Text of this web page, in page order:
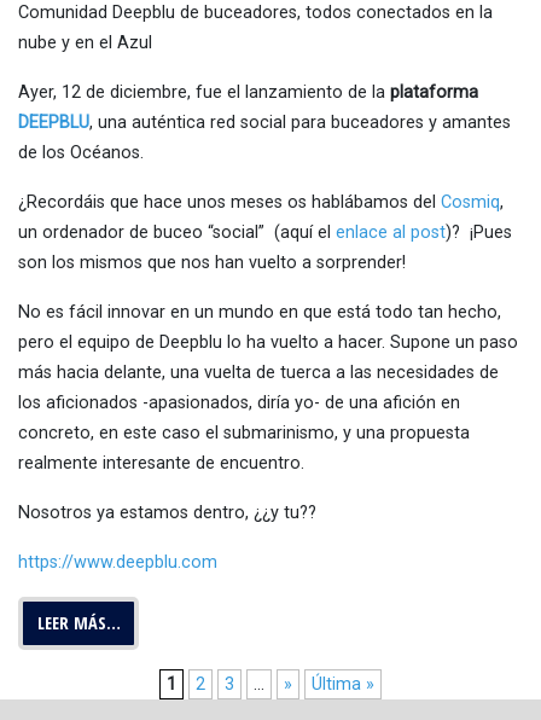
Comunidad Deepblu de buceadores, todos conectados en la
nube y en el Azul
Ayer, 12 de diciembre, fue el lanzamiento de la plataforma
DEEPBLU, una auténtica red social para buceadores y amantes
de los Océanos.
¿Recordáis que hace unos meses os hablábamos del Cosmiq,
un ordenador de buceo “social” (aquí el enlace al post)? ¡Pues
son los mismos que nos han vuelto a sorprender!
No es fácil innovar en un mundo en que está todo tan hecho,
pero el equipo de Deepblu lo ha vuelto a hacer. Supone un paso
más hacia delante, una vuelta de tuerca a las necesidades de
los aficionados -apasionados, diría yo- de una afición en
concreto, en este caso el submarinismo, y una propuesta
realmente interesante de encuentro.
Nosotros ya estamos dentro, ¿¿y tu??
https://www.deepblu.com
LEER MÁS…
1 2 3 ... » Última »